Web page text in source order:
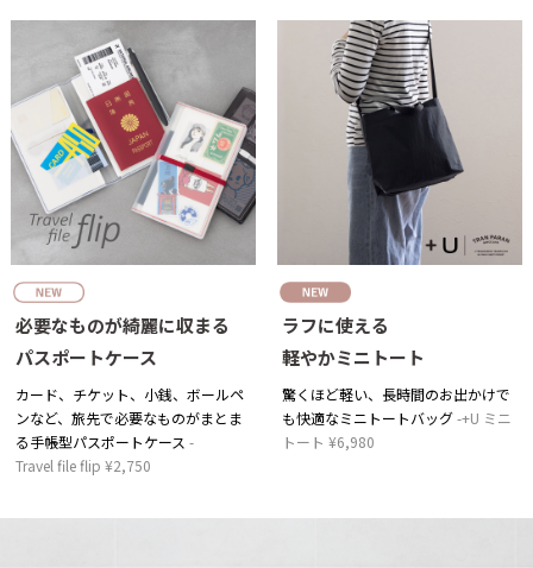
必要なものが綺麗に収まる
パスポートケース
カード、チケット、小銭、ボールペ
ンなど、旅先で必要なものがまとま
る手帳型パスポートケース
Travel file flip ¥2,750
ラフに使える
軽やかミニトート
驚くほど軽い、長時間のお出かけで
も快適なミニトートバッグ +U ミニ
トート ¥6,980